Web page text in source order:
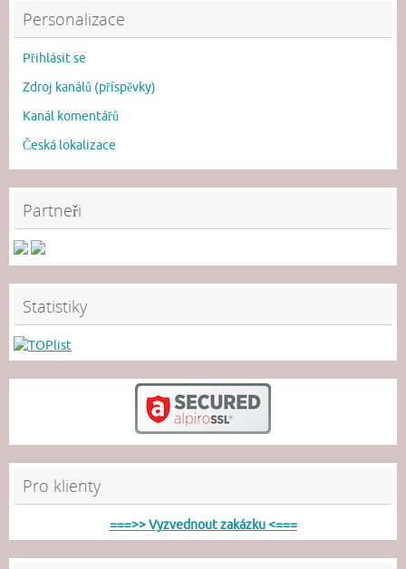
Personalizace
Přihlásit se
Zdroj kanálů (příspěvky)
Kanál komentářů
Česká lokalizace
Partneři
Statistiky
Pro klienty
===>> Vyzvednout zakázku <===